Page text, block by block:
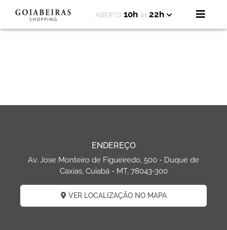
ABERTO 10h às 22h
ENDEREÇO
Av. Jose Monteiro de Figueiredo, 500 - Duque de
Caxias, Cuiabá - MT, 78043-300
VER LOCALIZAÇÃO NO MAPA